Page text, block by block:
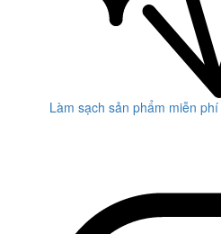
Làm sạch sản phẩm miễn phí